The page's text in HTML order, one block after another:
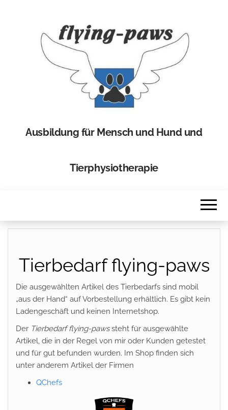
Ausbildung für Mensch und Hund und
Tierphysiotherapie
Tierbedarf flying-paws
Die ausgewählten Artikel des Tierbedarfs sind mobil
„aus der Hand“ auf Vorbestellung erhältlich. Es gibt kein
Ladengeschäft und keinen Internetshop.
Der Tierbedarf flying-pawssteht für ausgewählte
Artikel, die in der Regel von mir oder Kunden getestet
und für gut befunden wurden. Im Shop finden sich
unter anderem Artikel der Firmen
QChefs